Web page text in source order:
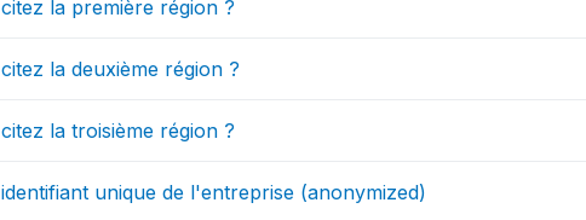
citez la première région ?
citez la deuxième région ?
citez la troisième région ?
identifiant unique de l'entreprise (anonymized)